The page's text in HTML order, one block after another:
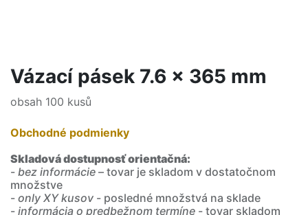
Vázací pásek 7.6 x 365 mm
obsah 100 kusů
Obchodné podmienky
Skladová dostupnosť orientačná:
- bez informácie – tovar je skladom v dostatočnom
množstve
- only XY kusov - posledné množstvá na sklade
- informácia o predbežnom termíne - tovar skladom